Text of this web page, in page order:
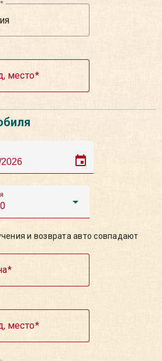
место
event
и возврата авто совпадают
место